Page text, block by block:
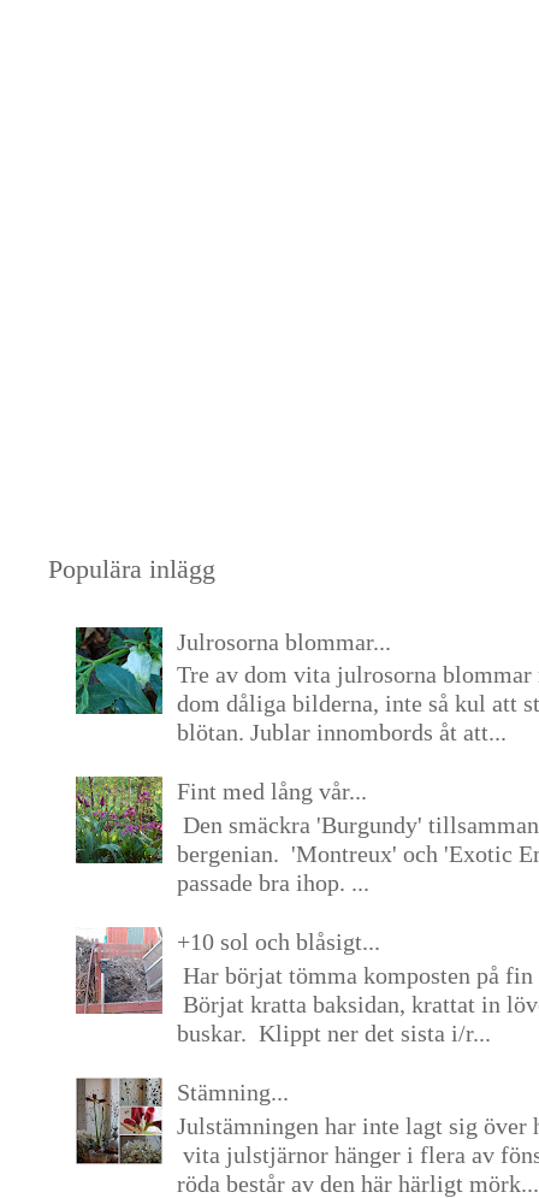
Populära inlägg
Julrosorna blommar...
Tre av dom vita julrosorna blommar
dom dåliga bilderna, inte så kul att
blötan. Jublar innombords åt att...
Fint med lång vår...
Den smäckra 'Burgundy'
bergenian. 'Montreux' och 'Exotic
passade bra ihop. ...
+10 sol och blåsigt...
Har börjat tömma komposten på
Börjat kratta baksidan, krattat in
buskar. Klippt ner det sista i/r...
Stämning...
Julstämningen har inte lagt sig över
vita julstjärnor hänger i flera av
röda består av den här härligt mörk...